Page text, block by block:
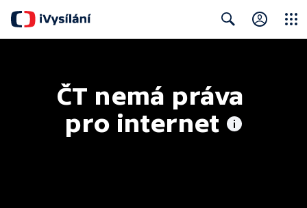
ČT nemá práva
pro internet